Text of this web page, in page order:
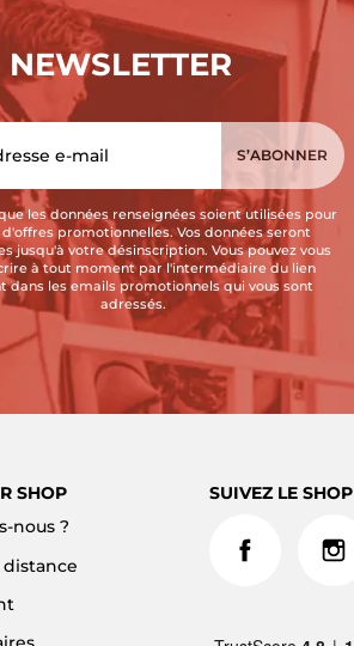
NEWSLETTER
les données renseignées soient utilisées pour
d'offres promotionnelles. Vos données seront
jusqu'à votre désinscription. Vous pouvez vous
à tout moment par l'intermédiaire du lien
dans les emails promotionnels qui vous sont
adressés.
SHOP
nous ?
distance
SUIVEZ LE SHOP